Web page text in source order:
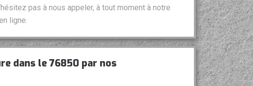
pas à nous appeler, à tout moment à notre
ligne.
dans le 76850 par nos